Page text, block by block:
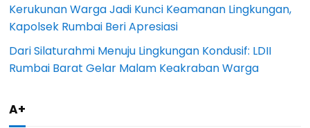
Kerukunan Warga Jadi Kunci Keamanan Lingkungan,
Kapolsek Rumbai Beri Apresiasi
Dari Silaturahmi Menuju Lingkungan Kondusif: LDII
Rumbai Barat Gelar Malam Keakraban Warga
A+